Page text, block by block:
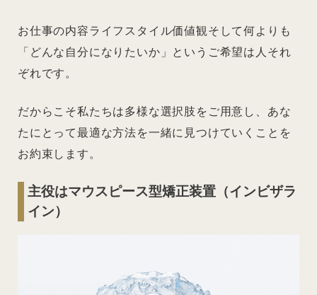
お仕事の内容ライフスタイル価値観そして何よりも
「どんな自分になりたいか」というご希望は人それ
ぞれです。
だからこそ私たちは多様な選択肢をご用意し、あな
たにとって最適な方法を一緒に見つけていくことを
お約束します。
主役はマウスピース型矯正装置（インビザラ
イン）